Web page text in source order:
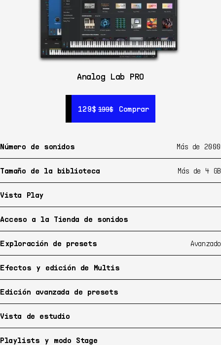
Analog Lab PRO
129$ 199$ Comprar
129$ 199$ Comprar
Número de sonidos Más de 2000
Tamaño de la biblioteca Más de 4 GB
Vista Play
Acceso a la Tienda de sonidos
Exploración de presets Avanzado
Efectos y edición de Multis
Edición avanzada de presets
Vista de estudio
Playlists y modo Stage